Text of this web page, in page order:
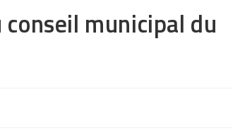
municipal du